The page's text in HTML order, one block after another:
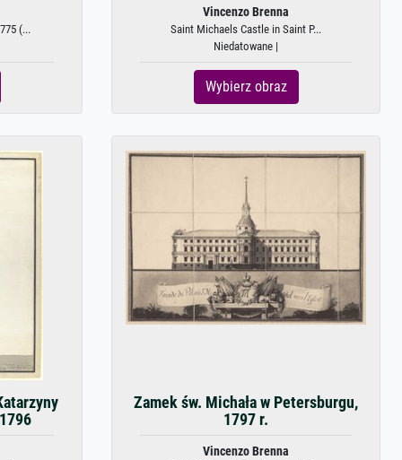
(...
Vincenzo Brenna
Saint Michaels Castle in Saint P...
Niedatowane |
Wybierz obraz
Zamek św. Michała w Petersburgu,
1797 r.
Vincenzo Brenna